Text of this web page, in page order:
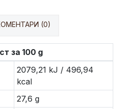
(0)
за 100 g
2079,21 kJ / 496,94
kcal
27,6 g